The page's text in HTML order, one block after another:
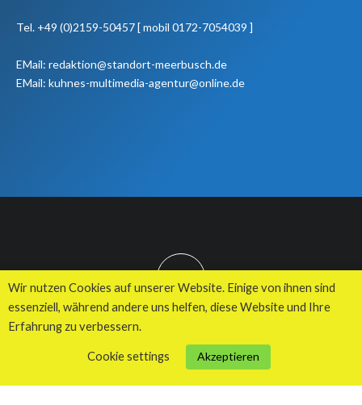
Tel. +49 (0)2159-50457 [ mobil 0172-7054039 ]
EMail: redaktion@standort-meerbusch.de
EMail: kuhnes-multimedia-agentur@online.de
TOP
© 2026 Kuhnes MultiMedia Agentur
Wir nutzen Cookies auf unserer Website. Einige von ihnen sind
essenziell, während andere uns helfen, diese Website und Ihre
Erfahrung zu verbessern.
Cookie settings Akzeptieren